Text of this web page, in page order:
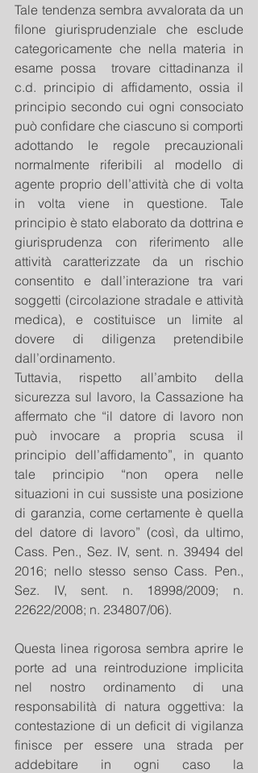
Tale tendenza sembra avvalorata da un
filone giurisprudenziale che esclude
categoricamente che nella materia in
esame possa  trovare cittadinanza il
c.d. principio di affidamento, ossia il
principio secondo cui ogni consociato
può confidare che ciascuno si comporti
adottando le regole precauzionali
normalmente riferibili al modello di
agente proprio dell’attività che di volta
in volta viene in questione. Tale
principio è stato elaborato da dottrina e
giurisprudenza con riferimento alle
attività caratterizzate da un rischio
consentito e dall’interazione tra vari
soggetti (circolazione stradale e attività
medica), e costituisce un limite al
dovere di diligenza pretendibile
dall’ordinamento.
Tuttavia, rispetto all’ambito della
sicurezza sul lavoro, la Cassazione ha
affermato che “il datore di lavoro non
può invocare a propria scusa il
principio dell’affidamento”, in quanto
tale principio “non opera nelle
situazioni in cui sussiste una posizione
di garanzia, come certamente è quella
del datore di lavoro” (così, da ultimo,
Cass. Pen., Sez. IV, sent. n. 39494 del
2016; nello stesso senso Cass. Pen.,
Sez. IV, sent. n. 18998/2009; n.
22622/2008; n. 234807/06).
Questa linea rigorosa sembra aprire le
porte ad una reintroduzione implicita
nel nostro ordinamento di una
responsabilità di natura oggettiva: la
contestazione di un deficit di vigilanza
finisce per essere una strada per
addebitare in ogni caso la